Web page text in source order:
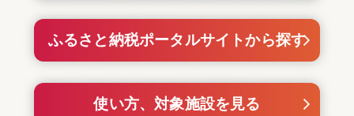
ふるさと納税ポータルサイトから探す
使い方、対象施設を見る